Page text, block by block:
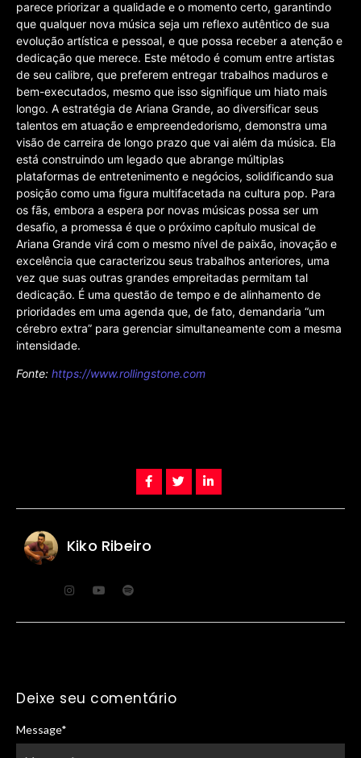
parece priorizar a qualidade e o momento certo, garantindo
que qualquer nova música seja um reflexo autêntico de sua
evolução artística e pessoal, e que possa receber a atenção e
dedicação que merece. Este método é comum entre artistas
de seu calibre, que preferem entregar trabalhos maduros e
bem-executados, mesmo que isso signifique um hiato mais
longo. A estratégia de Ariana Grande, ao diversificar seus
talentos em atuação e empreendedorismo, demonstra uma
visão de carreira de longo prazo que vai além da música. Ela
está construindo um legado que abrange múltiplas
plataformas de entretenimento e negócios, solidificando sua
posição como uma figura multifacetada na cultura pop. Para
os fãs, embora a espera por novas músicas possa ser um
desafio, a promessa é que o próximo capítulo musical de
Ariana Grande virá com o mesmo nível de paixão, inovação e
excelência que caracterizou seus trabalhos anteriores, uma
vez que suas outras grandes empreitadas permitam tal
dedicação. É uma questão de tempo e de alinhamento de
prioridades em uma agenda que, de fato, demandaria “um
cérebro extra” para gerenciar simultaneamente com a mesma
intensidade.
Fonte: https://www.rollingstone.com
Kiko Ribeiro
Deixe seu comentário
Message*